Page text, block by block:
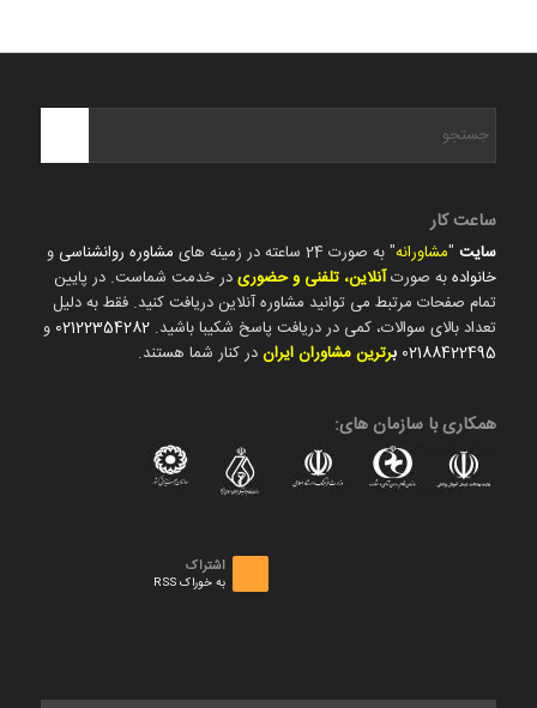
ساعت کار
سایت"مشاورانه" به صورت 24 ساعته در زمینه های مشاوره روانشناسی و
خانوادهبه صورتآنلاین، تلفنی و حضوریدر خدمت شماست. در پایین
تمام صفحات مرتبط می توانید مشاوره آنلاین دریافت کنید. فقط به دلیل
تعداد بالای سوالات، کمی در دریافت پاسخ شکیبا باشید. 02122354282 و
02188422495 برترین مشاوران ایراندر کنار شما هستند.
همکاری با سازمان های:
اشتراک
به خوراک RSS